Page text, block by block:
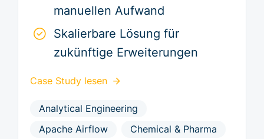
manuellen Aufwand
Skalierbare Lösung für
zukünftige Erweiterungen
Case Study lesen
Analytical Engineering
Apache Airflow
Chemical & Pharma